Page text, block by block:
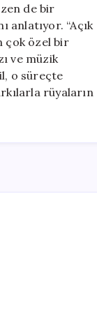
de bir
anlatıyor. “Açık
çok özel bir
ve müzik
o süreçte
rüyaların